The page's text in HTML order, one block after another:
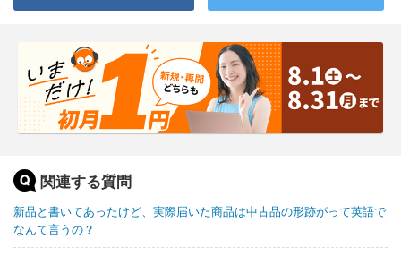
関連する質問
新品と書いてあったけど、実際届いた商品は中古品の形跡がって英語で
なんて言うの？